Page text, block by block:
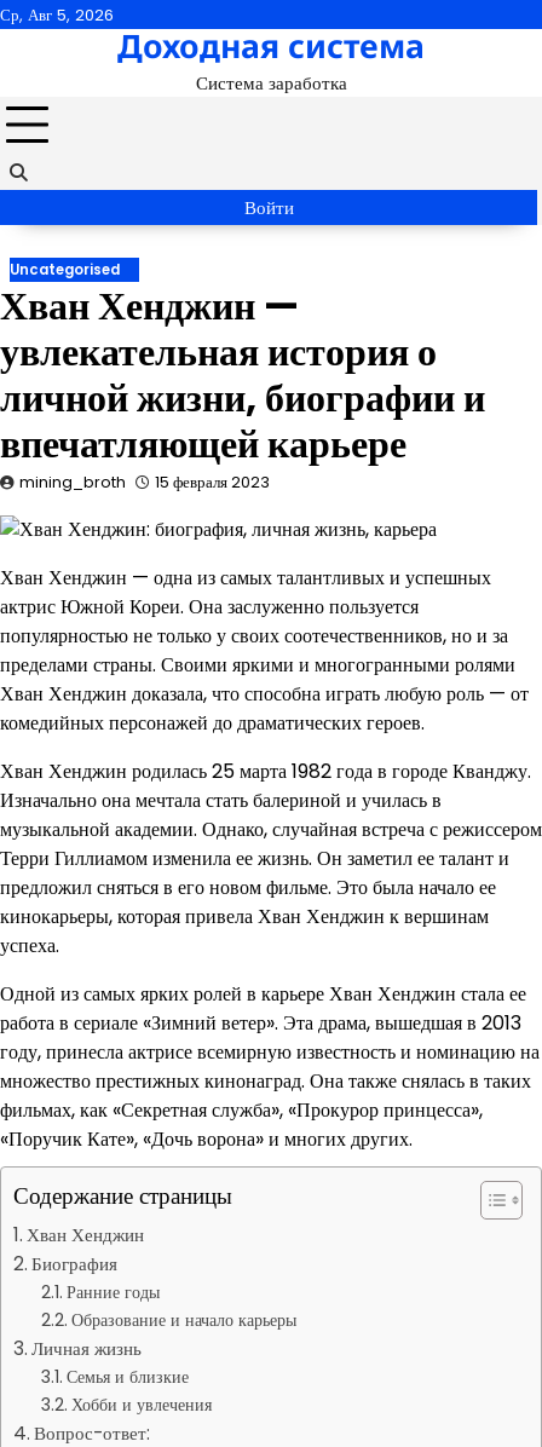
Перейти
Ср, Авг 5, 2026
Доходная система
Система заработка
Войти
Uncategorised
Хван Хенджин —
увлекательная история о
личной жизни, биографии и
впечатляющей карьере
mining_broth 15 февраля 2023
Хван Хенджин — одна из самых талантливых и успешных
актрис Южной Кореи. Она заслуженно пользуется
популярностью не только у своих соотечественников, но и за
пределами страны. Своими яркими и многогранными ролями
Хван Хенджин доказала, что способна играть любую роль — от
комедийных персонажей до драматических героев.
Хван Хенджин родилась 25 марта 1982 года в городе Кванджу.
Изначально она мечтала стать балериной и училась в
музыкальной академии. Однако, случайная встреча с режиссером
Терри Гиллиамом изменила ее жизнь. Он заметил ее талант и
предложил сняться в его новом фильме. Это была начало ее
кинокарьеры, которая привела Хван Хенджин к вершинам
успеха.
Одной из самых ярких ролей в карьере Хван Хенджин стала ее
работа в сериале «Зимний ветер». Эта драма, вышедшая в 2013
году, принесла актрисе всемирную известность и номинацию на
множество престижных кинонаград. Она также снялась в таких
фильмах, как «Секретная служба», «Прокурор принцесса»,
«Поручик Кате», «Дочь ворона» и многих других.
Содержание страницы
Хван Хенджин
Биография
Ранние годы
Образование и начало карьеры
Личная жизнь
Семья и близкие
Хобби и увлечения
Вопрос-ответ: